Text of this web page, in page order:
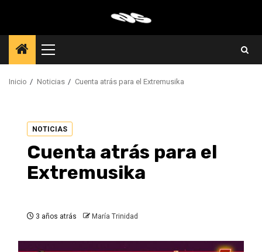
contenido
Menú
principal
Inicio Noticias Cuenta atrás para el Extremusika
NOTICIAS
Cuenta atrás para el
Extremusika
3 años atrás María Trinidad